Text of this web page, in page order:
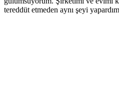
tereddüt etmeden aynı şeyi